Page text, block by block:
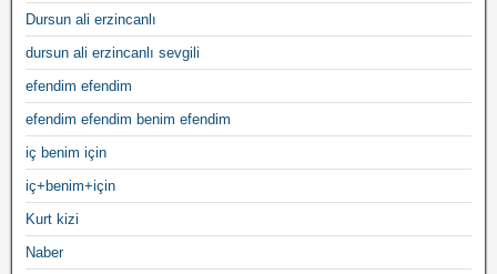
Dursun ali erzincanlı
dursun ali erzincanlı sevgili
efendim efendim
efendim efendim benim efendim
iç benim için
iç+benim+için
Kurt kizi
Naber